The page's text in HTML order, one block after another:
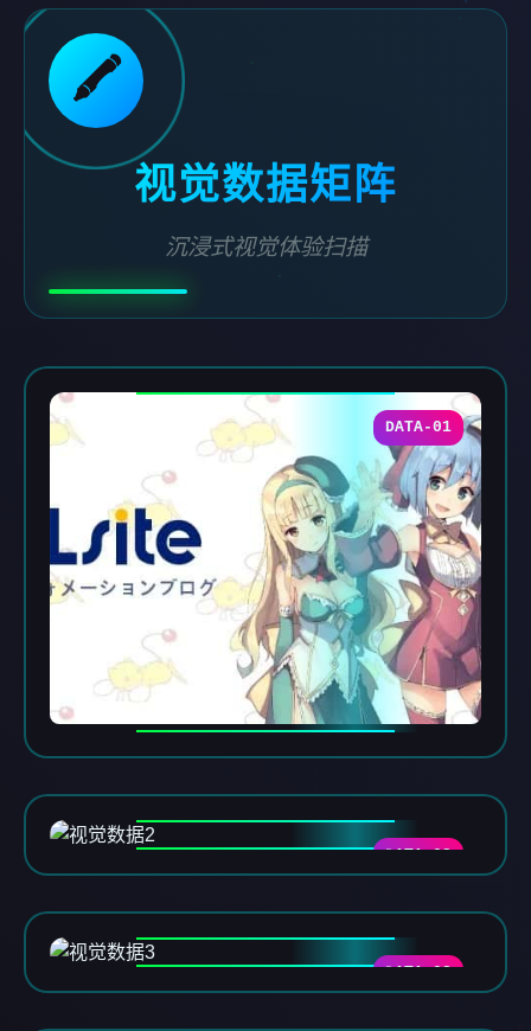
🖍️
视觉数据矩阵
沉浸式视觉体验扫描
DATA-01
DATA-02
DATA-03